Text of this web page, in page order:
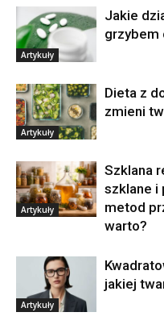
Artykuły
Jakie
grzybem
Artykuły
Dieta z
zmieni
Artykuły
Szklana
szklane i
metod
warto?
Artykuły
jakiej